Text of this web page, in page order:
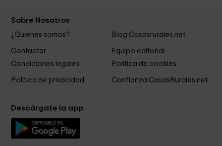
Sobre Nosotros
¿Quiénes somos? Blog Casasrurales.net
Contactar
Equipo editorial
Condiciones legales
Política de cookies
Política de privacidad Confianza CasasRurales.net
Descárgate la app